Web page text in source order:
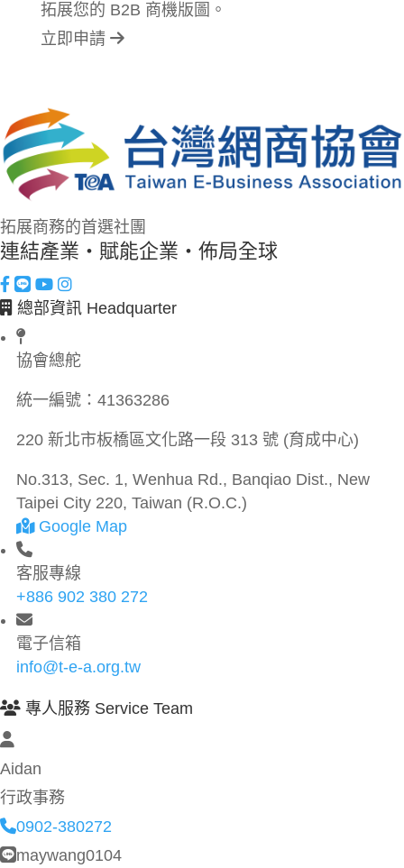
拓展您的 B2B 商機版圖。
立即申請
拓展商務的首選社團
連結產業・賦能企業・佈局全球
總部資訊 Headquarter
協會總舵
統一編號： 41363286
220 新北市板橋區文化路一段 313 號 (育成中心)
No.313, Sec. 1, Wenhua Rd., Banqiao Dist., New
Taipei City 220, Taiwan (R.O.C.)
Google Map
客服專線
+886 902 380 272
電子信箱
info@t-e-a.org.tw
專人服務 Service Team
Aidan
行政事務
0902-380272
maywang0104